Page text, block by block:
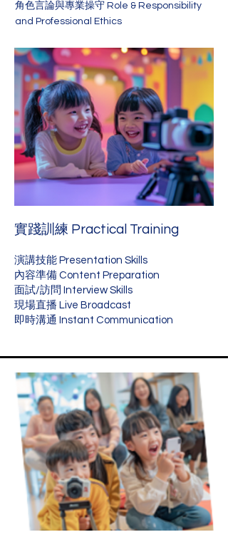
角色言論與專業操守 Role & Responsibility
and Professional Ethics
實踐訓練 Practical Training
演講技能 Presentation Skills
內容準備 Content Preparation
面試/訪問 Interview Skills
現場直播 Live Broadcast
即時溝通 Instant Communication